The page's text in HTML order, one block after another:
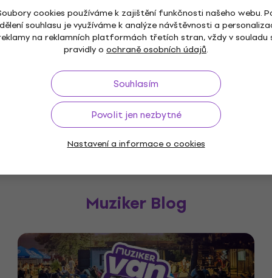
cookies používáme k zajištění funkčnosti našeho webu.
souhlasu je využíváme k analýze návštěvnosti a
na reklamních platformách třetích stran, vždy v souladu
pravidly o ochraně osobních údajů.
Souhlasím
Povolit jen nezbytné
Nastavení a informace o cookies
Muziker Blog